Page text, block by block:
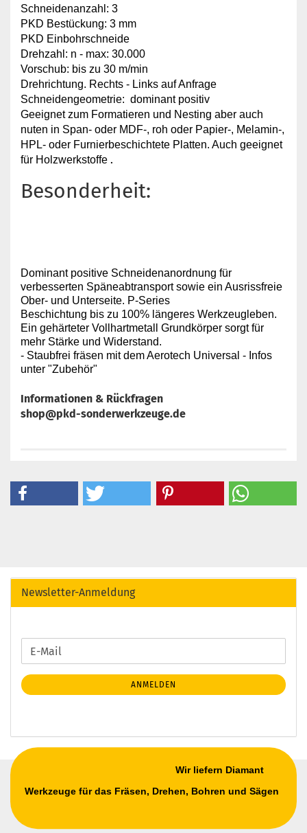
Schneidenanzahl: 3
PKD Bestückung: 3 mm
PKD Einbohrschneide
Drehzahl: n - max: 30.000
Vorschub: bis zu 30 m/min
Drehrichtung. Rechts - Links auf Anfrage
Schneidengeometrie: dominant positiv
Geeignet zum Formatieren und Nesting aber auch
nuten in Span- oder MDF-, roh oder Papier-, Melamin-,
HPL- oder Furnierbeschichtete Platten. Auch geeignet
für Holzwerkstoffe .
Besonderheit:
Dominant positive Schneidenanordnung für
verbesserten Späneabtransport sowie ein Ausrissfreie
Ober- und Unterseite. P-Series
Beschichtung bis zu 100% längeres Werkzeugleben.
Ein gehärteter Vollhartmetall Grundkörper sorgt für
mehr Stärke und Widerstand.
- Staubfrei fräsen mit dem Aerotech Universal - Infos
unter "Zubehör"
Informationen & Rückfragen
shop@pkd-sonderwerkzeuge.de
Newsletter-Anmeldung
WEITER
ZUR
NEWSLETTER-
ANMELDUNG
E-
Mail
ANMELDEN
Wir liefern Diamant
Werkzeuge für das Fräsen, Drehen, Bohren und Sägen